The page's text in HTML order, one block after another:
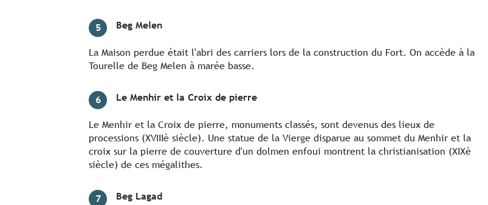
5 Beg Melen
La Maison perdue était l'abri des carriers lors de la construction du Fort. On accède à la
Tourelle de Beg Melen à marée basse.
6 Le Menhir et la Croix de pierre
Le Menhir et la Croix de pierre, monuments classés, sont devenus des lieux de
processions (XVIIIè siècle). Une statue de la Vierge disparue au sommet du Menhir et la
croix sur la pierre de couverture d'un dolmen enfoui montrent la christianisation (XIXè
siècle) de ces mégalithes.
7 Beg Lagad